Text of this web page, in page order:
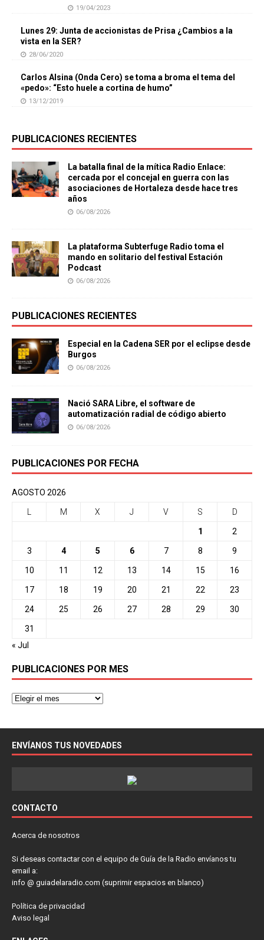
19/04/2023
Lunes 29: Junta de accionistas de Prisa ¿Cambios a la
vista en la SER?
28/06/2020
Carlos Alsina (Onda Cero) se toma a broma el tema del
«pedo»: “Esto huele a cortina de humo”
13/12/2019
PUBLICACIONES RECIENTES
La batalla final de la mítica Radio Enlace:
cercada por el concejal en guerra con las
asociaciones de Hortaleza desde hace tres
años
06/08/2026
La plataforma Subterfuge Radio toma el
mando en solitario del festival Estación
Podcast
06/08/2026
PUBLICACIONES RECIENTES
Especial en la Cadena SER por el eclipse desde
Burgos
06/08/2026
Nació SARA Libre, el software de
automatización radial de código abierto
06/08/2026
PUBLICACIONES POR FECHA
AGOSTO 2026
M X J V S D
1 2
3 4 5 6 7 8 9
10 11 12 13 14 15 16
17 18 19 20 21 22 23
24 25 26 27 28 29 30
31
« Jul
PUBLICACIONES POR MES
ENVÍANOS TUS NOVEDADES
CONTACTO
Acerca de nosotros
Si deseas contactar con el equipo de Guía de la Radio envíanos tu
email a:
info @ guiadelaradio.com (suprimir espacios en blanco)
Política de privacidad
Aviso legal